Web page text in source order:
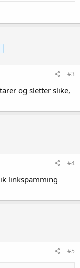
#3
og sletter slike,
#4
linkspamming
#5